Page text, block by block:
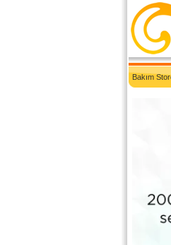
2007'den Beri
Bakım